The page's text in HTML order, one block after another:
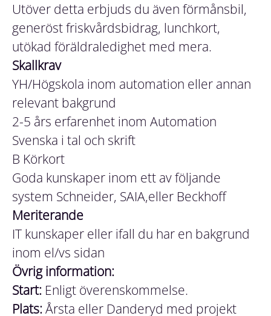
Utöver detta erbjuds du även förmånsbil,
generöst friskvårdsbidrag, lunchkort,
utökad föräldraledighet med mera.
Skallkrav
YH/Högskola inom automation eller annan
relevant bakgrund
2-5 års erfarenhet inom Automation
Svenska i tal och skrift
B Körkort
Goda kunskaper inom ett av följande
system Schneider, SAIA,eller Beckhoff
Meriterande
IT kunskaper eller ifall du har en bakgrund
inom el/vs sidan
Övrig information:
Start: Enligt överenskommelse.
Plats:Årsta eller Danderyd med projekt